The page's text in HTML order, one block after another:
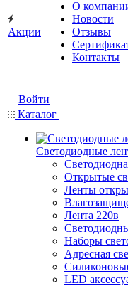
Акции
О
Новости
Отзывы
Контакты
Войти
Каталог
Светодиодные
Открытые
Ленты
Лента 220в
Наборы
Адресная
LED